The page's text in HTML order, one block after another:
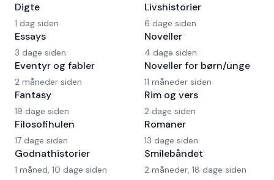
Digte
1 dag siden
Essays
3 dage siden
Eventyr og fabler
2 måneder siden
Fantasy
19 dage siden
Filosofihulen
17 dage siden
Godnathistorier
1 måned, 10 dage siden
Livshistorier
6 dage siden
Noveller
4 dage siden
Noveller for børn/unge
11 måneder siden
Rim og vers
2 dage siden
Romaner
13 dage siden
Smilebåndet
2 måneder, 18 dage siden